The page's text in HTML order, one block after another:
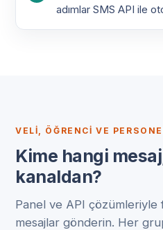
adımlar SMS API ile
VELI, ÖĞRENCI VE
Kime hangi
kanaldan?
Panel ve API çözümleriyle
mesajlar gönderin. Her